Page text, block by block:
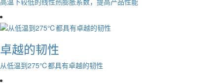
卓越的韧性
从低温到275℃都具有卓越的韧性